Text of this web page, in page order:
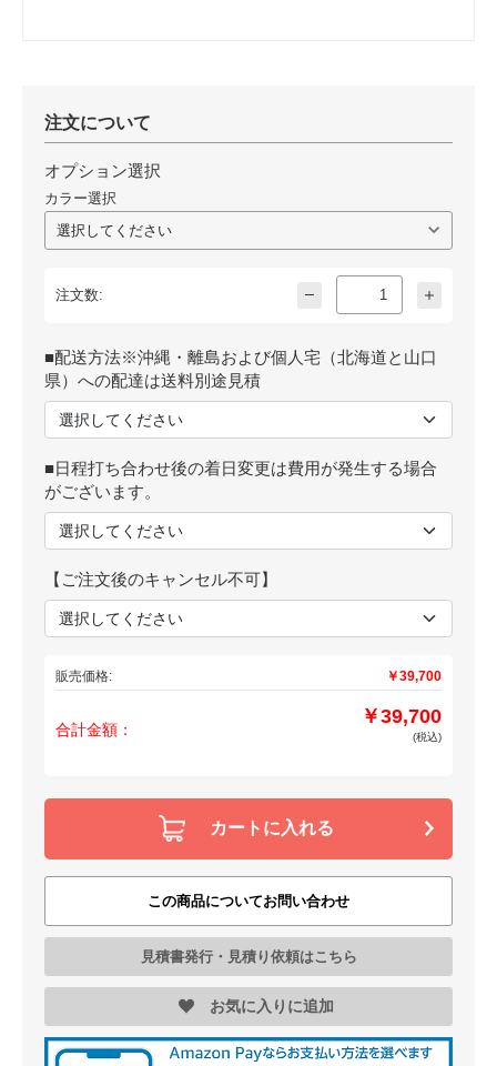
注文について
オプション選択
カラー選択
注文数:
■配送方法※沖縄・離島および個人宅（北海道と山口
県）への配達は送料別途見積
■日程打ち合わせ後の着日変更は費用が発生する場合
がございます。
【ご注文後のキャンセル不可】
販売価格: ￥39,700
合計金額：
￥39,700
(税込)
カートに入れる
この商品についてお問い合わせ
見積書発行・見積り依頼はこちら
お気に入りに追加